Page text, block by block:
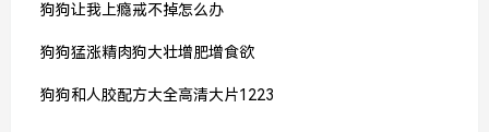
狗狗让我上瘾戒不掉怎么办
狗狗猛涨精肉狗大壮增肥增食欲
狗狗和人胶配方大全高清大片1223